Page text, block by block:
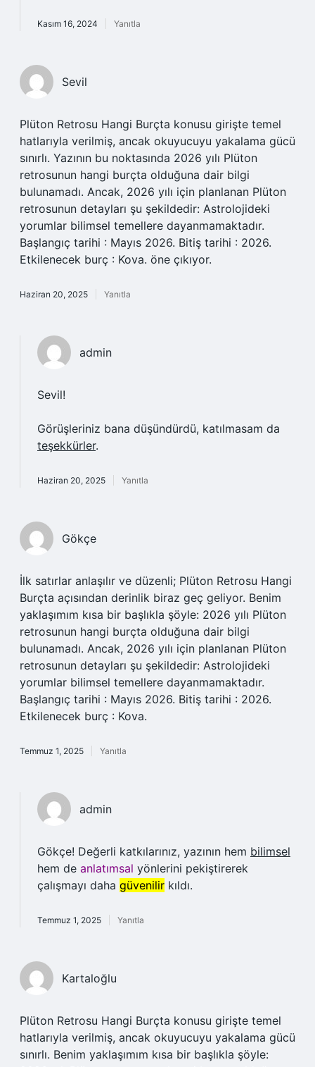
Kasım 16, 2024 Yanıtla
Sevil
Plüton Retrosu Hangi Burçta konusu girişte temel
hatlarıyla verilmiş, ancak okuyucuyu yakalama gücü
sınırlı. Yazının bu noktasında 2026 yılı Plüton
retrosunun hangi burçta olduğuna dair bilgi
bulunamadı. Ancak, 2026 yılı için planlanan Plüton
retrosunun detayları şu şekildedir: Astrolojideki
yorumlar bilimsel temellere dayanmamaktadır.
Başlangıç tarihi : Mayıs 2026. Bitiş tarihi : 2026.
Etkilenecek burç : Kova. öne çıkıyor.
Haziran 20, 2025 Yanıtla
admin
Sevil!
Görüşleriniz bana düşündürdü, katılmasam da
teşekkürler.
Haziran 20, 2025 Yanıtla
Gökçe
İlk satırlar anlaşılır ve düzenli; Plüton Retrosu Hangi
Burçta açısından derinlik biraz geç geliyor. Benim
yaklaşımım kısa bir başlıkla şöyle: 2026 yılı Plüton
retrosunun hangi burçta olduğuna dair bilgi
bulunamadı. Ancak, 2026 yılı için planlanan Plüton
retrosunun detayları şu şekildedir: Astrolojideki
yorumlar bilimsel temellere dayanmamaktadır.
Başlangıç tarihi : Mayıs 2026. Bitiş tarihi : 2026.
Etkilenecek burç : Kova.
Temmuz 1, 2025 Yanıtla
admin
Gökçe! Değerli katkılarınız, yazının hem bilimsel
hem de anlatımsal yönlerini pekiştirerek
çalışmayı daha güvenilir kıldı.
Temmuz 1, 2025 Yanıtla
Kartaloğlu
Plüton Retrosu Hangi Burçta konusu girişte temel
hatlarıyla verilmiş, ancak okuyucuyu yakalama gücü
sınırlı. Benim yaklaşımım kısa bir başlıkla şöyle: